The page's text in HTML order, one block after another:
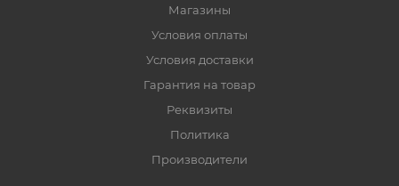
Магазины
Условия оплаты
Условия доставки
Гарантия на товар
Реквизиты
Политика
Производители